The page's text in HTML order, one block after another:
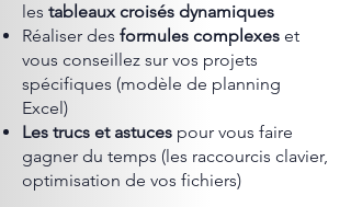
les tableaux croisés dynamiques
Réaliser des formules complexes et
vous conseillez sur vos projets
spécifiques (modèle de planning
Excel)
Les trucs et astuces pour vous faire
gagner du temps (les raccourcis clavier,
optimisation de vos fichiers)